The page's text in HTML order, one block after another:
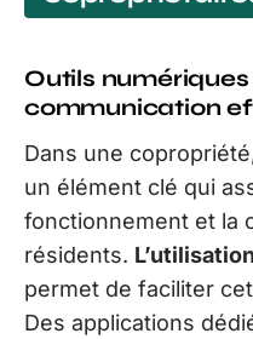
Outils
communication
Dans une
un élément clé qui
fonctionnement et la
résidents.
permet de faciliter
Des applications